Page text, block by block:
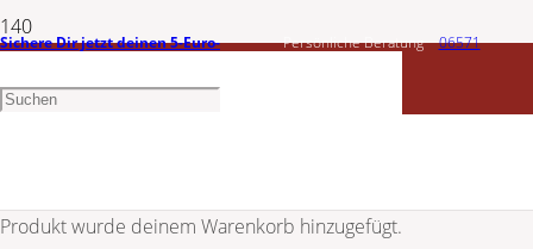
Sichere Dir jetzt deinen 5-Euro-
Gutschein
Persönliche Beratung 06571
Produktwurde deinem Warenkorb hinzugefügt.